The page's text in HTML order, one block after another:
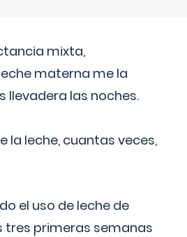
mixta,
materna me la
las noches.
leche, cuantas veces,
el uso de leche de
tres primeras semanas